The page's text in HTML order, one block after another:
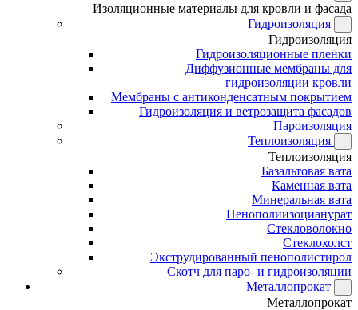
Изоляционные материалы для кровли и фасада
Гидроизоляция
Гидроизоляция
Гидроизоляционные пленки
Диффузионные мембраны для
гидроизоляции кровли
Мембраны с антиконденсатным покрытием
Гидроизоляция и ветрозащита фасадов
Пароизоляция
Теплоизоляция
Теплоизоляция
Базальтовая вата
Каменная вата
Минеральная вата
Пенополиизоцианурат
Стекловолокно
Стеклохолст
Экструдированный пенополистирол
Скотч для паро- и гидроизоляции
Металлопрокат
Металлопрокат